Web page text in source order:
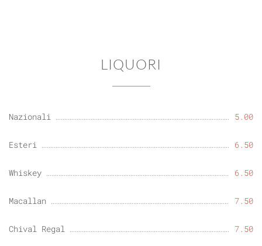
LIQUORI
Nazionali 5.00
Esteri 6.50
Whiskey 6.50
Macallan 7.50
Chival Regal 7.50